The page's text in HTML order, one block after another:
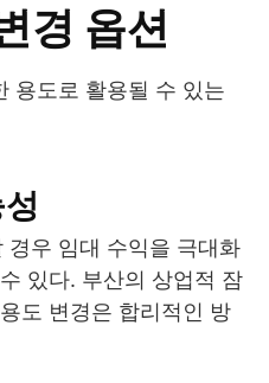
경 옵션
용도로 활용될 수 있는
경우 임대 수익을 극대화
있다. 부산의 상업적 잠
도 변경은 합리적인 방